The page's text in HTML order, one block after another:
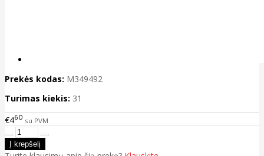
Prekės kodas: M349492
Turimas kiekis: 31
€460 su PVM